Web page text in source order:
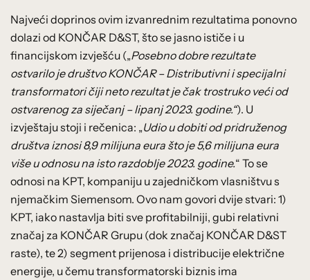
Najveći doprinos ovim izvanrednim rezultatima ponovno
dolazi od KONČAR D&ST, što se jasno ističe i u
financijskom izvješću („Posebno dobre rezultate
ostvarilo je društvo KONČAR – Distributivni i specijalni
transformatori čiji neto rezultat je čak trostruko veći od
ostvarenog za siječanj – lipanj 2023. godine.“). U
izvještaju stoji i rečenica: „Udio u dobiti od pridruženog
društva iznosi 8,9 milijuna eura što je 5,6 milijuna eura
više u odnosu na isto razdoblje 2023. godine.“ To se
odnosi na KPT, kompaniju u zajedničkom vlasništvu s
njemačkim Siemensom. Ovo nam govori dvije stvari: 1)
KPT, iako nastavlja biti sve profitabilniji, gubi relativni
značaj za KONČAR Grupu (dok značaj KONČAR D&ST
raste), te 2) segment prijenosa i distribucije električne
energije, u čemu transformatorski biznis ima